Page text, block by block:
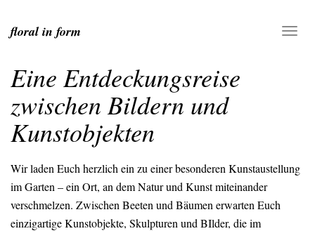
floral in form
Eine Entdeckungsreise
zwischen Bildern und
Kunstobjekten
Wir laden Euch herzlich ein zu einer besonderen Kunstaustellung
im Garten – ein Ort, an dem Natur und Kunst miteinander
verschmelzen. Zwischen Beeten und Bäumen erwarten Euch
einzigartige Kunstobjekte, Skulpturen und BIlder, die im